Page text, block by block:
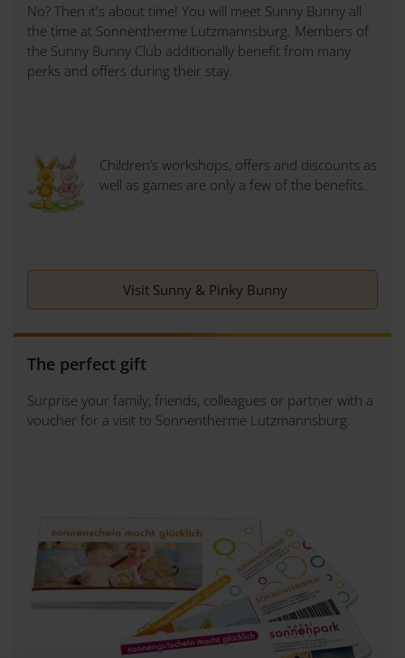
No? Then it's about time! You will meet Sunny Bunny all
the time at Sonnentherme Lutzmannsburg. Members of
the Sunny Bunny Club additionally benefit from many
perks and offers during their stay.
Children’s workshops, offers and discounts as
well as games are only a few of the benefits.
Visit Sunny & Pinky Bunny
The perfect gift
Surprise your family, friends, colleagues or partner with a
voucher for a visit to Sonnentherme Lutzmannsburg.